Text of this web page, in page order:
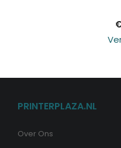
PRINTERPLAZA.NL
Over Ons